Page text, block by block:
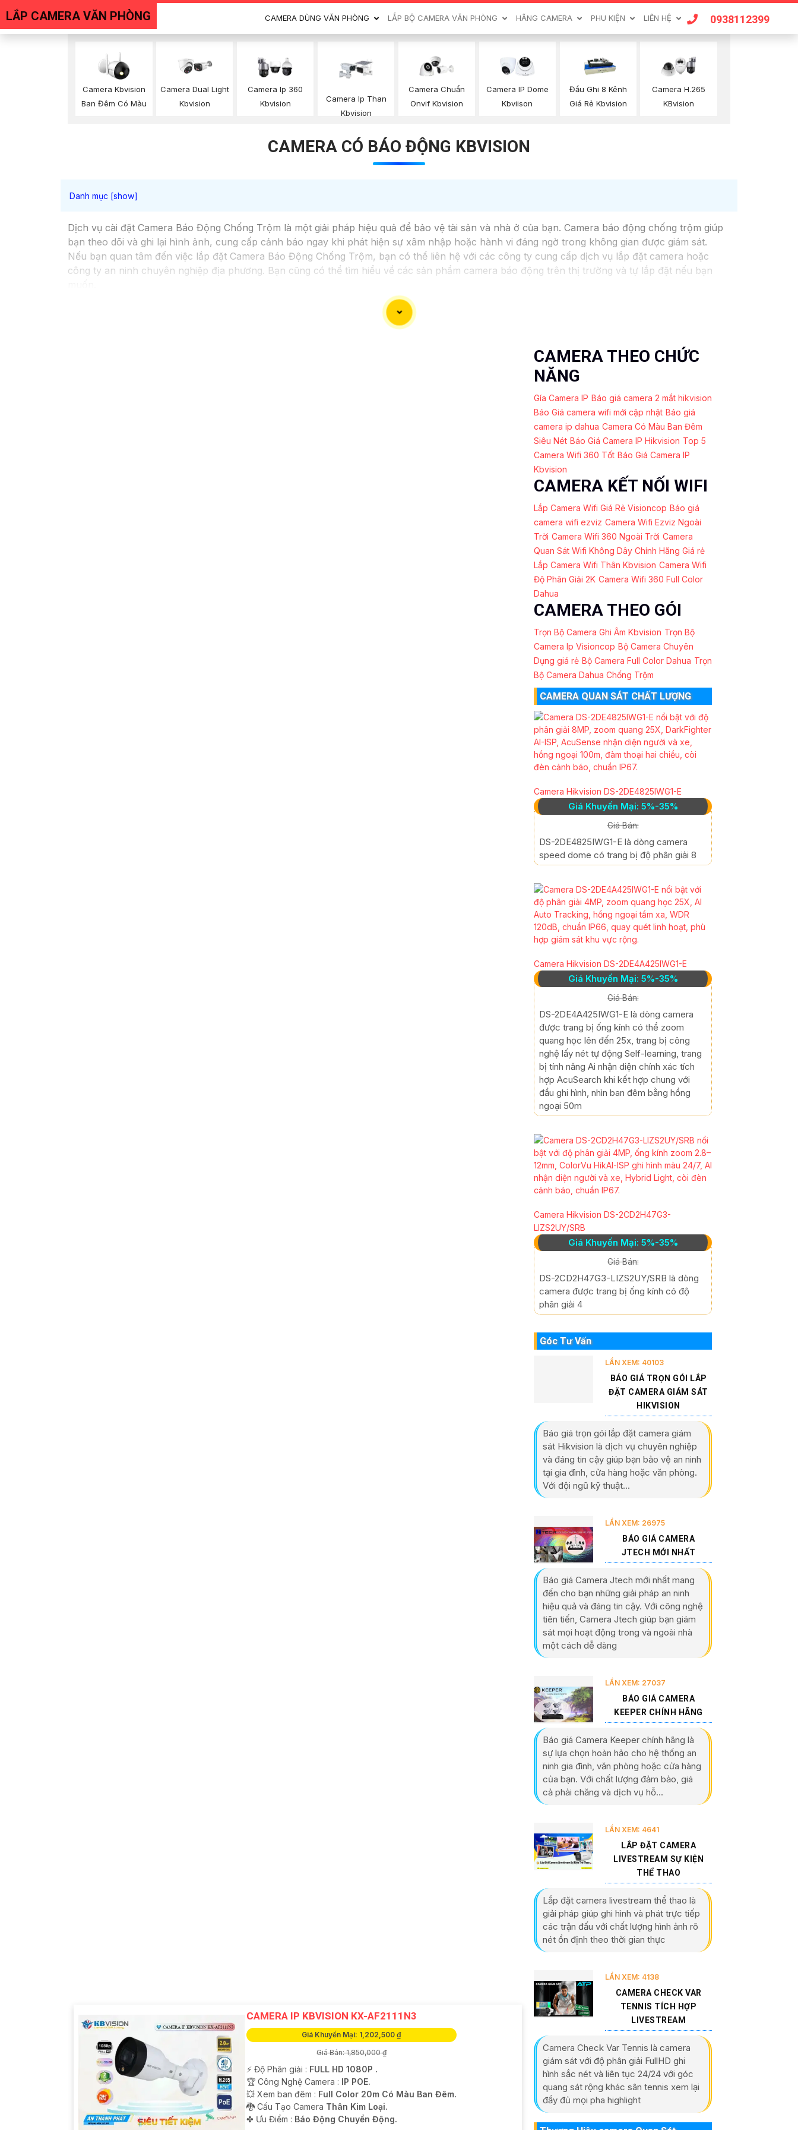
LẮP CAMERA VĂN PHÒNG CAMERA DÙNG VĂN PHÒNG LẮP BỘ CAMERA VĂN PHÒNG HÃNG CAMERA PHU KIỆN LIÊN HỆ 0938112399
Camera Kbvision
Ban Đêm Có Màu
Camera Dual Light
Kbvision
Camera Ip 360
Kbvision
Camera Ip Than
Kbvision
Camera Chuẩn
Onvif Kbvision
Camera IP Dome
Kbviison
Đầu Ghi 8 Kênh
Giá Rẻ Kbvision
Camera H.265
KBvision
CAMERA CÓ BÁO ĐỘNG KBVISION
Dịch vụ cài đặt Camera Báo Động Chống Trộm là một giải pháp hiệu quả để bảo vệ tài sản và nhà ở của bạn. Camera báo động chống trộm giúp
bạn theo dõi và ghi lại hình ảnh, cung cấp cảnh báo ngay khi phát hiện sự xâm nhập hoặc hành vi đáng ngờ trong không gian được giám sát.
Nếu bạn quan tâm đến việc lắp đặt Camera Báo Động Chống Trộm, bạn có thể liên hệ với các công ty cung cấp dịch vụ lắp đặt camera hoặc
công ty an ninh chuyên nghiệp địa phương. Bạn cũng có thể tìm hiểu về các sản phẩm camera báo động trên thị trường và tự lắp đặt nếu bạn
Nếu bạn cần thêm thông tin hoặc muốn để lại thông tin liên lạc, Từng công trình có thể giúp bạn tìm kiếm các dịch vụ liên quan đến lắp đặt
CAMERA IP KBVISION KX-AF2111N3
Giá Khuyến Mại: 1,202,500 ₫
Giá Bán: 1,850,000 ₫
️⚡ Độ Phân giải : FULL HD 1080P .
🏆 Công Nghệ Camera : IP POE.
💥 Xem ban đêm : Full Color 20m Có Màu Ban Đêm.
🐉️ Cấu Tạo Camera Thân Kim Loại.
️✤ Ưu Điểm : Báo Động Chuyển Động.
CAMERA THEO CHỨC
NĂNG
Gía Camera IP Báo giá camera 2 mắt hikvision
Báo Giá camera wifi mới cập nhật Báo giá
camera ip dahua Camera Có Màu Ban Đêm
Siêu Nét Báo Giá Camera IP Hikvision Top 5
Camera Wifi 360 Tốt Báo Giá Camera IP
Kbvision
CAMERA KẾT NỐI WIFI
Lắp Camera Wifi Giá Rẻ Visioncop Báo giá
camera wifi ezviz Camera Wifi Ezviz Ngoài
Trời Camera Wifi 360 Ngoài Trời Camera
Quan Sát Wifi Không Dây Chính Hãng Giá rẻ
Lắp Camera Wifi Thân Kbvision Camera Wifi
Độ Phân Giải 2K Camera Wifi 360 Full Color
Dahua
CAMERA THEO GÓI
Trọn Bộ Camera Ghi Âm Kbvision Trọn Bộ
Camera Ip Visioncop Bộ Camera Chuyên
Dụng giá rẻ Bộ Camera Full Color Dahua Trọn
Bộ Camera Dahua Chống Trộm
CAMERA QUAN SÁT CHẤT LƯỢNG
Camera Hikvision DS-2DE4825IWG1-E
Giá Khuyến Mại: 5%-35%
Giá Bán:
DS-2DE4825IWG1-E là dòng camera
speed dome có trang bị độ phân giải 8
Camera Hikvision DS-2DE4A425IWG1-E
Giá Khuyến Mại: 5%-35%
Giá Bán:
DS-2DE4A425IWG1-E là dòng camera
được trang bị ống kính có thể zoom
quang học lên đến 25x, trang bị công
nghệ lấy nét tự động Self-learning, trang
bị tính năng Ai nhận diện chính xác tích
hợp AcuSearch khi kết hợp chung với
đầu ghi hình, nhìn ban đêm bằng hồng
ngoại 50m
Camera Hikvision DS-2CD2H47G3-
LIZS2UY/SRB
Giá Khuyến Mại: 5%-35%
Giá Bán:
DS-2CD2H47G3-LIZS2UY/SRB là dòng
camera được trang bị ống kính có độ
phân giải 4
Góc Tư Vấn
LẦN XEM: 40103
BÁO GIÁ TRỌN GÓI LẮP
ĐẶT CAMERA GIÁM SÁT
HIKVISION
Báo giá trọn gói lắp đặt camera giám
sát Hikvision là dịch vụ chuyên nghiệp
và đáng tin cậy giúp bạn bảo vệ an ninh
tại gia đình, cửa hàng hoặc văn phòng.
Với đội ngũ kỹ thuật...
LẦN XEM: 26975
BÁO GIÁ CAMERA
JTECH MỚI NHẤT
Báo giá Camera Jtech mới nhất mang
đến cho bạn những giải pháp an ninh
hiệu quả và đáng tin cậy. Với công nghệ
tiên tiến, Camera Jtech giúp bạn giám
sát mọi hoạt động trong và ngoài nhà
một cách dễ dàng
LẦN XEM: 27037
BÁO GIÁ CAMERA
KEEPER CHÍNH HÃNG
Báo giá Camera Keeper chính hãng là
sự lựa chọn hoàn hảo cho hệ thống an
ninh gia đình, văn phòng hoặc cửa hàng
của bạn. Với chất lượng đảm bảo, giá
cả phải chăng và dịch vụ hỗ...
LẦN XEM: 4641
LẮP ĐẶT CAMERA
LIVESTREAM SỰ KIỆN
THỂ THAO
Lắp đặt camera livestream thể thao là
giải pháp giúp ghi hình và phát trực tiếp
các trận đấu với chất lượng hình ảnh rõ
nét ổn định theo thời gian thực
LẦN XEM: 4138
CAMERA CHECK VAR
TENNIS TÍCH HỢP
LIVESTREAM
Camera Check Var Tennis là camera
giám sát với độ phân giải FullHD ghi
hình sắc nét và liên tục 24/24 với góc
quang sát rộng khác sân tennis xem lại
đầy đủ mọi pha highlight